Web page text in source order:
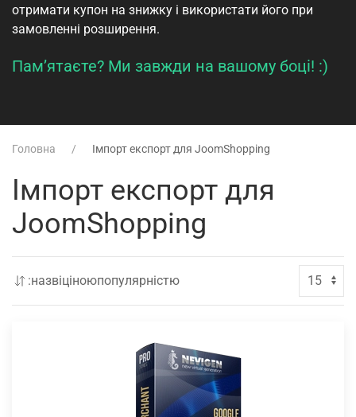
отримати купон на знижку і використати його при
замовленні розширення.
Пам’ятаєте? Ми завжди на вашому боці! :)
Головна Імпорт експорт для JoomShopping
Імпорт експорт для
JoomShopping
:назвіціноюпопулярністю